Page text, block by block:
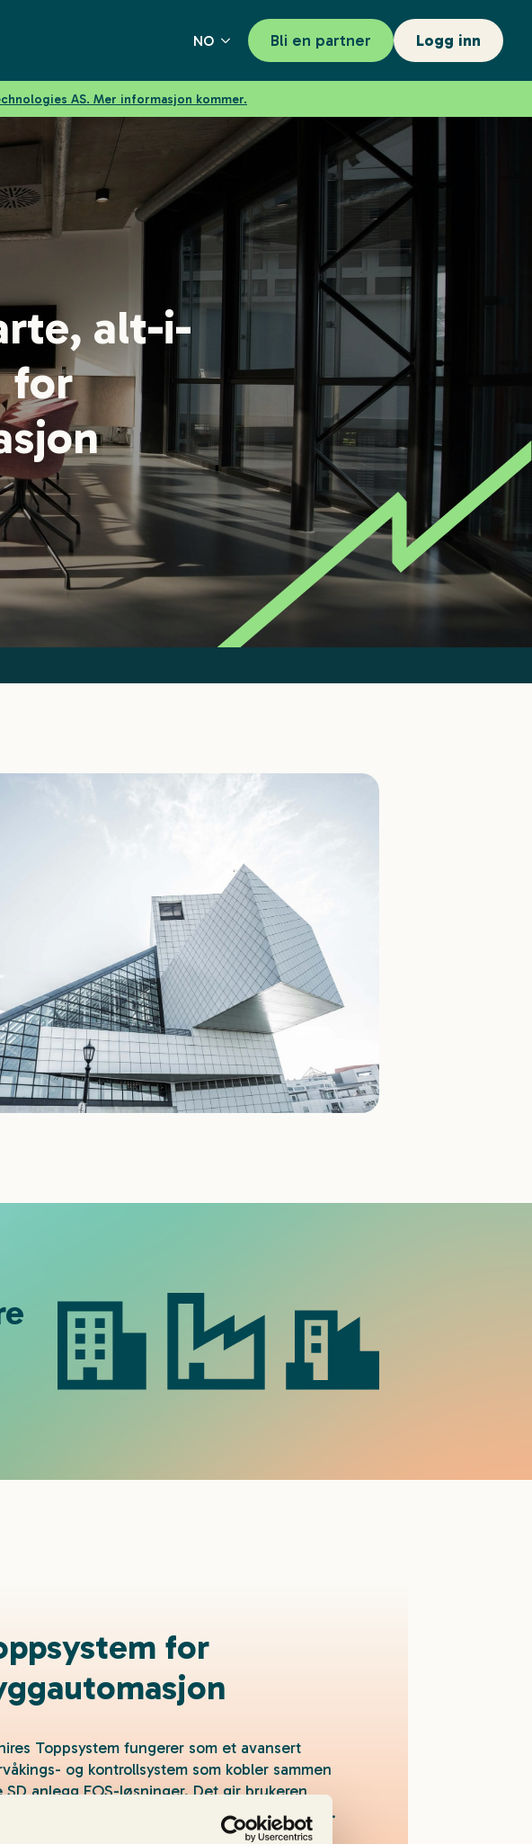
NO Bli en partner Logg inn
AS. Mer informasjon kommer.
alt-i-
for
for
Toppsystem fungerer som et avansert
og kontrollsystem som kobler sammen
SD anlegg EOS-løsninger. Det gir brukeren
oversikt over en hel eiendomsportefølje.